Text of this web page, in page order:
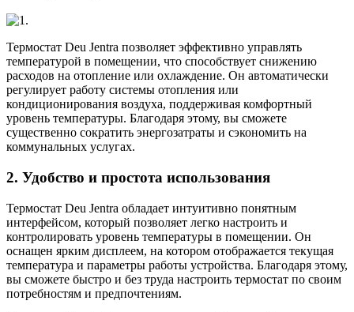
Термостат Deu Jentra позволяет эффективно управлять
температурой в помещении, что способствует снижению
расходов на отопление или охлаждение. Он автоматически
регулирует работу системы отопления или
кондиционирования воздуха, поддерживая комфортный
уровень температуры. Благодаря этому, вы сможете
существенно сократить энергозатраты и сэкономить на
коммунальных услугах.
2. Удобство и простота использования
Термостат Deu Jentra обладает интуитивно понятным
интерфейсом, который позволяет легко настроить и
контролировать уровень температуры в помещении. Он
оснащен ярким дисплеем, на котором отображается текущая
температура и параметры работы устройства. Благодаря этому,
вы сможете быстро и без труда настроить термостат по своим
потребностям и предпочтениям.